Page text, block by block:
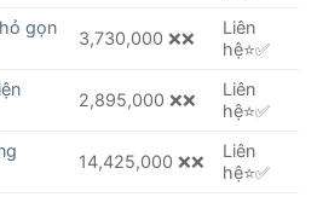
gọn
3,730,000 ❌❌
Liên
hệ⭐️✅
2,895,000 ❌❌
Liên
hệ⭐️✅
14,425,000 ❌❌
Liên
hệ⭐️✅